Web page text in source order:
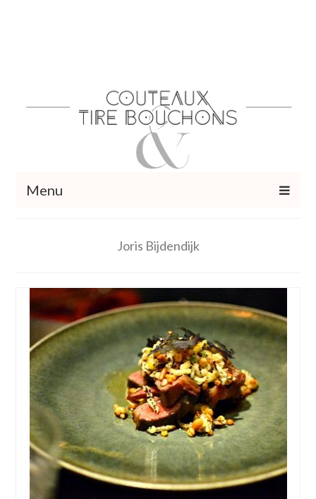
Menu
Restaurants – Sorties
Food Trotter
Joris Bijdendijk